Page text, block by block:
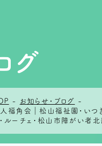
グ
- お知らせ・ブログ
-
福角会｜松山福祉園・い
ラ・ルーチェ・松山市障が